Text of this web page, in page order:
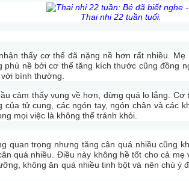
Thai nhi 22 tuần tuổi.
thấy cơ thể đã nặng nề hơn rất nhiều.
phù nề bởi cơ thể tăng kích thước cũng đồng
bình thường.
cảm thấy vụng về hơn, đừng quá lo lắng.
của tử cung, các ngón tay, ngón chân và các
mọi việc là không thể tránh khỏi.
quan trọng nhưng tăng cân quá nhiều cũng
quá nhiều. Điều này không hề tốt cho cả
không ăn quá nhiều tinh bột và nên chú ý